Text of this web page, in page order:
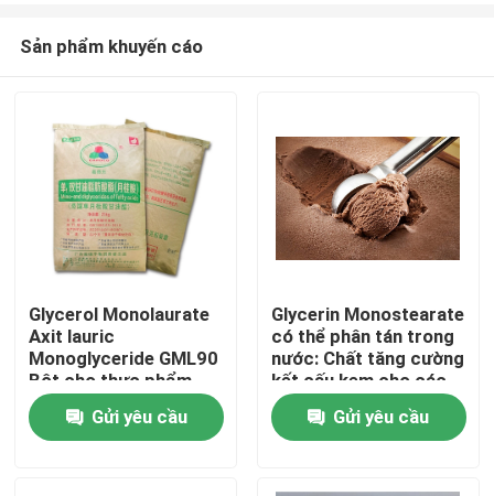
Trang chủ
Sản phẩm khuyến cáo
Glycerol Monolaurate
Axit lauric
Monoglyceride GML90
Bột cho thực phẩm
Gửi yêu cầu
Glycerin Monostearate
có thể phân tán trong
nước: Chất tăng cường
kết cấu kem cho các
món ăn đông lạnh mịn
màng và béo ngậy
Gửi yêu cầu